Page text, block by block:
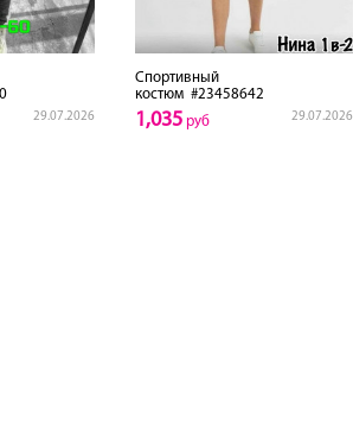
29.07.2026
Спортивный
костюм #23458642
29.07.2026
1,035 руб